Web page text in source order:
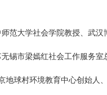
范大学社会学院教授、武
锡市梁嫣红社会工作服务室
地球村环境教育中心创始人